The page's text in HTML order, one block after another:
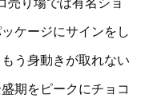
売り場では有名ショ
ケージにサインをし
う身動きが取れない
期をピークにチョコ